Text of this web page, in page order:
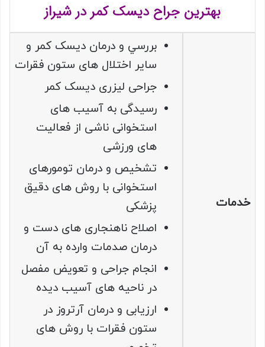
بهترین جراح دیسک کمر در شیراز
خدمات
بررسي و درمان ديسک کمر و
ساير اختلال های ستون فقرات
جراحی لیزری دیسک کمر
رسيدگی به آسيب های
استخوانی ناشی از فعاليت
های ورزشی
تشخيص و درمان تومورهای
استخوانی با روش های دقيق
پزشكی
اصلاح ناهنجاری های دست و
درمان صدمات وارده به آن
انجام جراحی و تعويض مفصل
در ناحيه های آسيب ديده
ارزيابی و درمان آرتروز در
ستون فقرات با روش های